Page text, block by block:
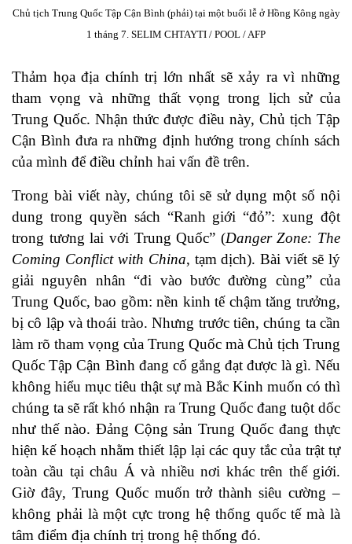
Chủ tịch Trung Quốc Tập Cận Bình (phải) tại một buổi lễ ở Hồng Kông ngày
1 tháng 7. SELIM CHTAYTI / POOL / AFP
Thảm họa địa chính trị lớn nhất sẽ xảy ra vì những
tham vọng và những thất vọng trong lịch sử của
Trung Quốc. Nhận thức được điều này, Chủ tịch Tập
Cận Bình đưa ra những định hướng trong chính sách
của mình để điều chỉnh hai vấn đề trên.
Trong bài viết này, chúng tôi sẽ sử dụng một số nội
dung trong quyền sách “Ranh giới “đỏ”: xung đột
trong tương lai với Trung Quốc” (Danger Zone: The
Coming Conflict with China, tạm dịch). Bài viết sẽ lý
giải nguyên nhân “đi vào bước đường cùng” của
Trung Quốc, bao gồm: nền kinh tế chậm tăng trưởng,
bị cô lập và thoái trào. Nhưng trước tiên, chúng ta cần
làm rõ tham vọng của Trung Quốc mà Chủ tịch Trung
Quốc Tập Cận Bình đang cố gắng đạt được là gì. Nếu
không hiểu mục tiêu thật sự mà Bắc Kinh muốn có thì
chúng ta sẽ rất khó nhận ra Trung Quốc đang tuột dốc
như thế nào. Đảng Cộng sản Trung Quốc đang thực
hiện kế hoạch nhằm thiết lập lại các quy tắc của trật tự
toàn cầu tại châu Á và nhiều nơi khác trên thế giới.
Giờ đây, Trung Quốc muốn trở thành siêu cường –
không phải là một cực trong hệ thống quốc tế mà là
tâm điểm địa chính trị trong hệ thống đó.